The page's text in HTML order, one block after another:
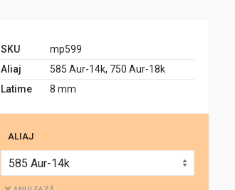
SKU
mp599
Aliaj
585 Aur-14k, 750 Aur-18k
Latime
8 mm
ALIAJ